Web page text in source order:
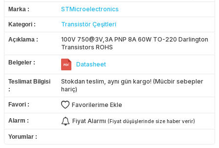
Marka STMicroelectronics
Kategori Transistör Çeşitleri
Açıklama
100V 750@3V,3A PNP 8A 60W TO-220 Darlington
Transistors ROHS
Belgeler Datasheet
Teslimat Bilgisi
Stokdan teslim, aynı gün kargo! (Mücbir sebepler
hariç)
Favori Favorilerime Ekle
Alarm Fiyat Alarmı (Fiyat düşüşlerinde size haber verir)
Yorumlar